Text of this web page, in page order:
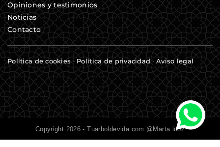
Opiniones y testimonios
Noticias
Contacto
Política de cookies- Política de privacidad-Aviso legal
Copyright 2026 - Tuarboldevida.com @Marta looz